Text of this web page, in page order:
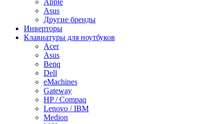
Asus
Другие бренды
Инверторы
Клавиатуры для ноутбуков
Acer
Asus
Benq
Dell
eMachines
Gateway
HP / Compaq
Lenovo / IBM
Medion